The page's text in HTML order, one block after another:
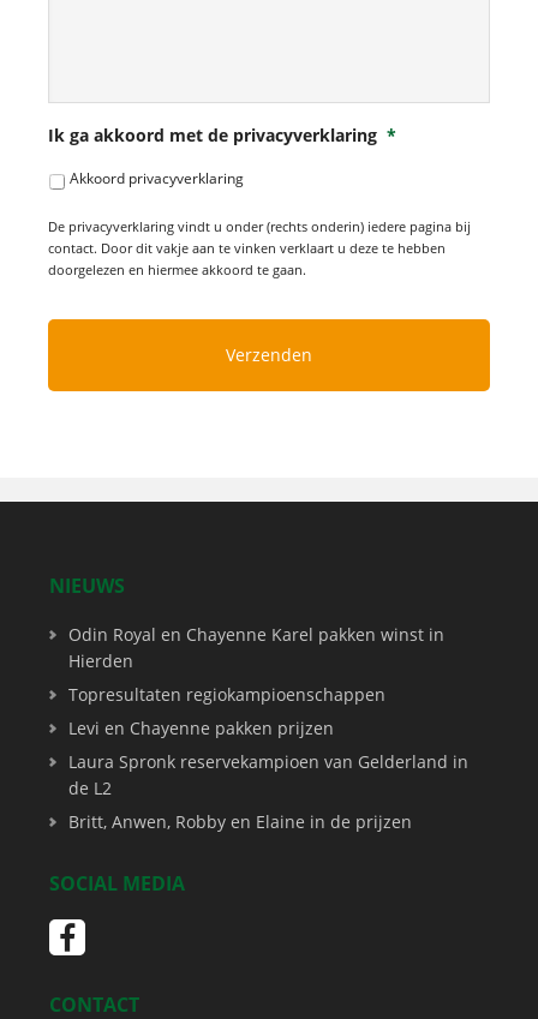
Ik ga akkoord met de privacyverklaring *
Akkoord privacyverklaring
De privacyverklaring vindt u onder (rechts onderin) iedere pagina bij
contact. Door dit vakje aan te vinken verklaart u deze te hebben
doorgelezen en hiermee akkoord te gaan.
NIEUWS
Odin Royal en Chayenne Karel pakken winst in
Hierden
Topresultaten regiokampioenschappen
Levi en Chayenne pakken prijzen
Laura Spronk reservekampioen van Gelderland in
de L2
Britt, Anwen, Robby en Elaine in de prijzen
SOCIAL MEDIA
CONTACT